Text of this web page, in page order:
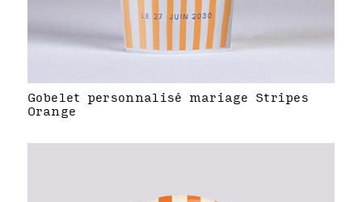
Gobelet personnalisé mariage Stripes
Orange